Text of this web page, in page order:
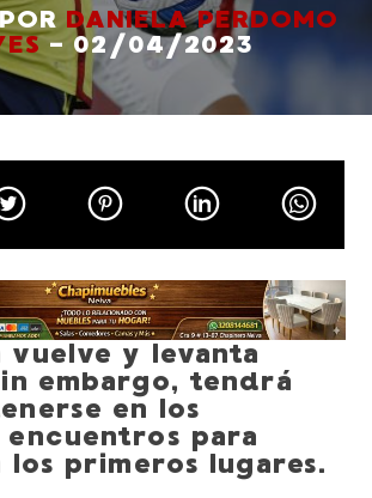
DANIELA PERDOMO
- 02/04/2023
vuelve y levanta
embargo, tendrá
en los
encuentros para
los primeros lugares.